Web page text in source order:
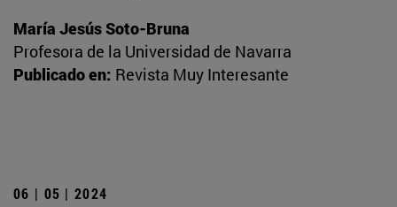
María Jesús Soto-Bruna
Profesora de la Universidad de Navarra
Publicado en: Revista Muy Interesante
06 | 05 | 2024